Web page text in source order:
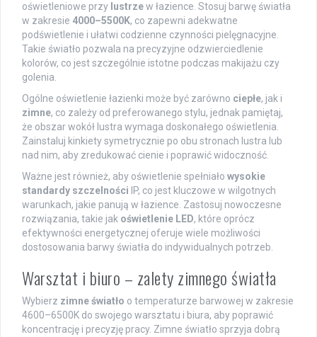
oświetleniowe przy lustrzew łazience. Stosuj barwę światła
w zakresie 4000–5500K, co zapewni adekwatne
podświetlenie i ułatwi codzienne czynności pielęgnacyjne.
Takie światło pozwala na precyzyjne odzwierciedlenie
kolorów, co jest szczególnie istotne podczas makijażu czy
golenia.
Ogólne oświetlenie łazienki może być zarówno ciepłe, jak i
zimne, co zależy od preferowanego stylu, jednak pamiętaj,
że obszar wokół lustra wymaga doskonałego oświetlenia.
Zainstaluj kinkiety symetrycznie po obu stronach lustra lub
nad nim, aby zredukować cienie i poprawić widoczność.
Ważne jest również, aby oświetlenie spełniało wysokie
standardy szczelności IP, co jest kluczowe w wilgotnych
warunkach, jakie panują w łazience. Zastosuj nowoczesne
rozwiązania, takie jak oświetlenie LED, które oprócz
efektywności energetycznej oferuje wiele możliwości
dostosowania barwy światła do indywidualnych potrzeb.
Warsztat i biuro – zalety zimnego światła
Wybierz zimne światło o temperaturze barwowej w zakresie
4600–6500K do swojego warsztatu i biura, aby poprawić
koncentrację i precyzję pracy. Zimne światło sprzyja dobrą